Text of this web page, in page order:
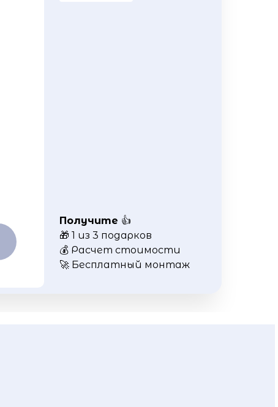
Получите 👍
🎁 1 из 3 подарков
💰 Расчет стоимости
🚀 Бесплатный монтаж